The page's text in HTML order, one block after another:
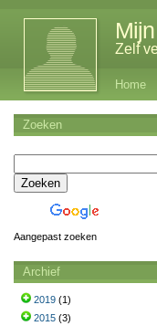
Zelf
Home
Zoeken
Aangepast zoeken
Archief
2019 (1)
2015 (3)